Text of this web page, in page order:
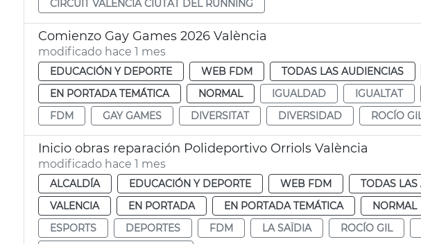
CIRCUIT VALÈNCIA CIUTAT DEL RUNNING
Comienzo Gay Games 2026 València
modificado hace 1 mes
EDUCACIÓN Y DEPORTE WEB FDM TODAS LAS AUDIENCIAS
EN PORTADA TEMÁTICA
NORMAL IGUALDAD IGUALTAT
FDM
GAY GAMES DIVERSITAT DIVERSIDAD ROCÍO
Inicio obras reparación Polideportivo Orriols València
modificado hace 1 mes
ALCALDÍA EDUCACIÓN Y DEPORTE WEB FDM TODAS LAS
VALENCIA
EN PORTADA EN PORTADA TEMÁTICA NORMAL
ESPORTS
DEPORTES FDM LA SAÏDIA ROCÍO GIL